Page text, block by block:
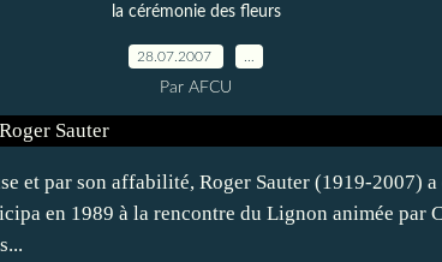
la cérémonie des fleurs
28.07.2007
Par AFCU
et par son affabilité, Roger Sauter (1919-2007)
en 1989 à la rencontre du Lignon animée par